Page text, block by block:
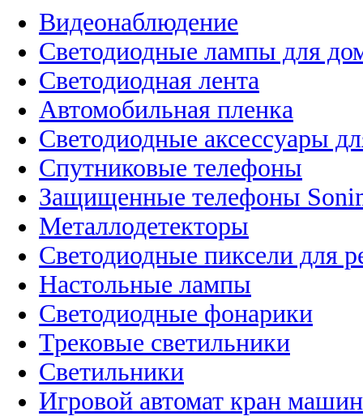
Видеонаблюдение
Светодиодные лампы для
Светодиодная лента
Автомобильная пленка
Светодиодные аксессуары
Спутниковые телефоны
Защищенные телефоны
Металлодетекторы
Светодиодные пиксели для
Настольные лампы
Светодиодные фонарики
Трековые светильники
Светильники
Игровой автомат кран